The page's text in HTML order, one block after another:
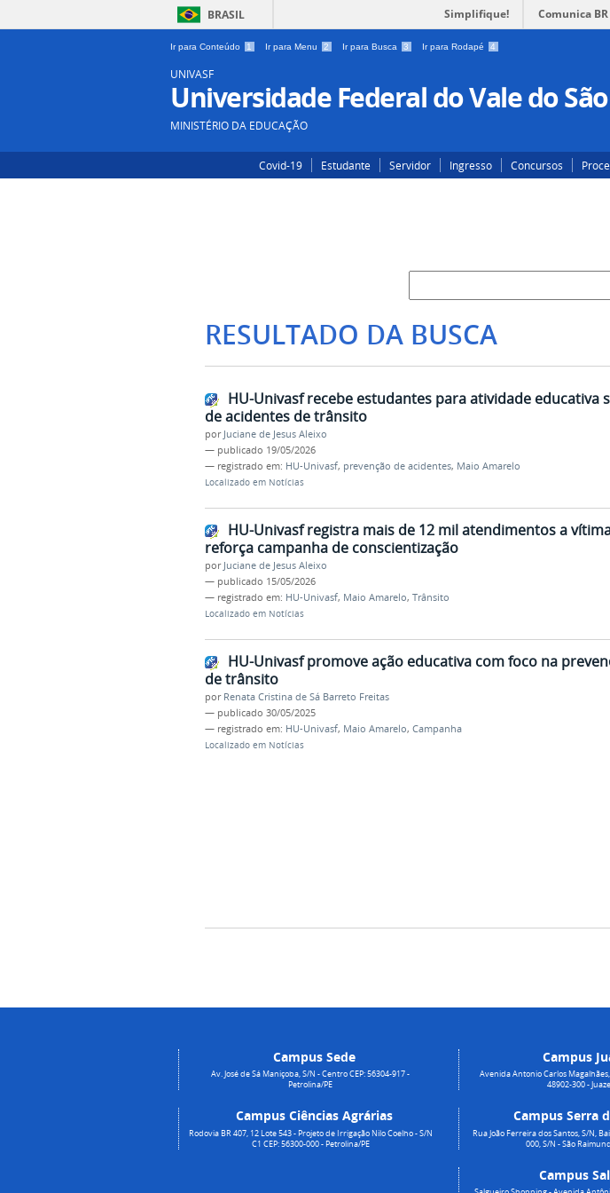
BRASIL Simplifique! Comunica BR
Ir para Conteúdo 1 Ir para Menu 2 Ir para Busca 3 Ir para Rodapé 4
UNIVASF
Universidade Federal do Vale do
MINISTÉRIO DA EDUCAÇÃO
Covid-19 Estudante Servidor Ingresso Concursos
RESULTADO DA BUSCA
HU-Univasf recebe estudantes para atividade educativa
de acidentes de trânsito
por Juciane de Jesus Aleixo
— publicado 19/05/2026
— registrado em: HU-Univasf, prevenção de acidentes, Maio Amarelo
Localizado em Notícias
HU-Univasf registra mais de 12 mil atendimentos a
reforça campanha de conscientização
por Juciane de Jesus Aleixo
— publicado 15/05/2026
— registrado em: HU-Univasf, Maio Amarelo, Trânsito
Localizado em Notícias
HU-Univasf promove ação educativa com foco na
de trânsito
por Renata Cristina de Sá Barreto Freitas
— publicado 30/05/2025
— registrado em: HU-Univasf, Maio Amarelo, Campanha
Localizado em Notícias
Campus Sede
Av. José de Sá Maniçoba, S/N - Centro CEP: 56304-917 -
Petrolina/PE
Campus Ciências Agrárias
Rodovia BR 407, 12 Lote 543 - Projeto de Irrigação Nilo Coelho - S/N
C1 CEP: 56300-000 - Petrolina/PE
Campus
Avenida Antonio Carlos
48902-300 -
Campus Serra
Rua João Ferreira dos Santos, S/N,
000, S/N - São
Campus